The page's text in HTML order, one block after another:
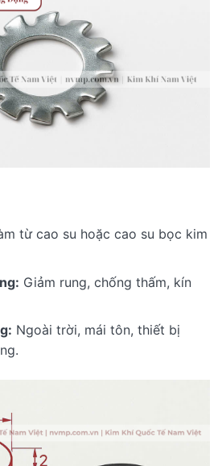
từ cao su hoặc cao su bọc kim
Giảm rung, chống thấm, kín
Ngoài trời, mái tôn, thiết bị